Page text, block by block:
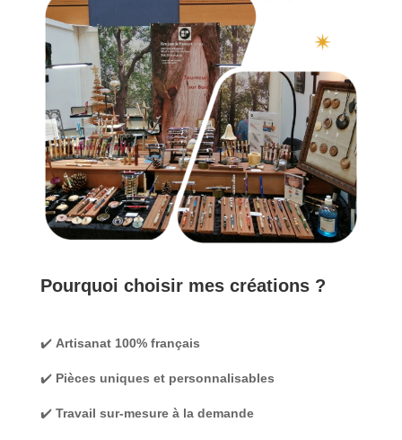
Pourquoi choisir mes créations ?
✔️ Artisanat 100% français
✔️ Pièces uniques et personnalisables
✔️ Travail sur-mesure à la demande